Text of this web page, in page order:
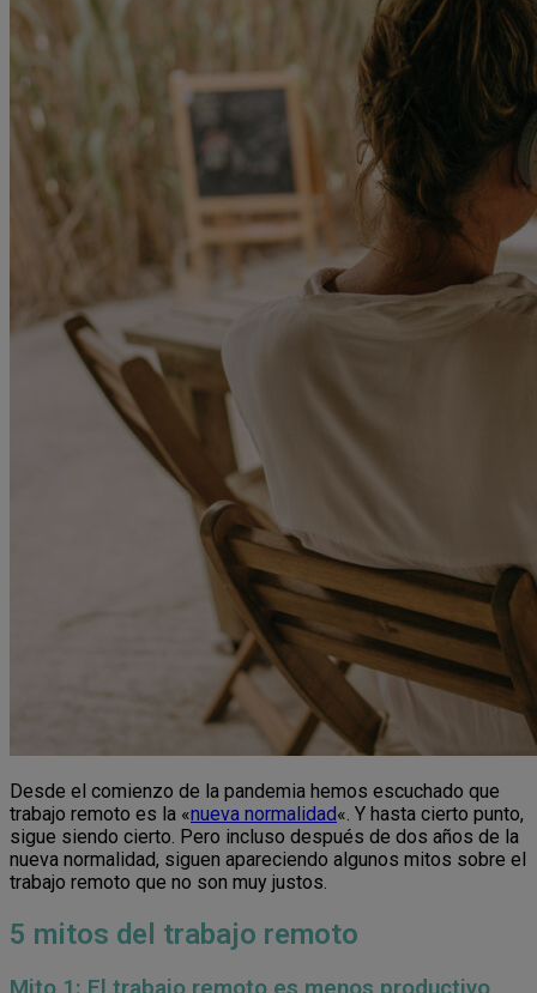
Desde el comienzo de la pandemia hemos escuchado que
trabajo remoto es la «nueva normalidad«. Y hasta cierto punto,
sigue siendo cierto. Pero incluso después de dos años de la
nueva normalidad, siguen apareciendo algunos mitos sobre el
trabajo remoto que no son muy justos.
5 mitos del trabajo remoto